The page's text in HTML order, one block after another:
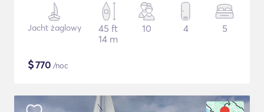
Jacht żaglowy
45 ft
14 m
10 4 5
$770 /noc